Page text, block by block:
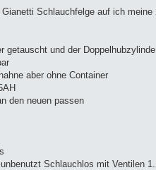
Schlauchfelge auf ich meine
getauscht und der
aber ohne Container
den neuen passen
Schlauchlos mit Ventilen